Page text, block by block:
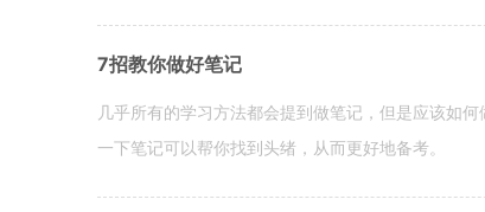
7招教你做好笔记
几乎所有的学习方法都会提到做笔记，但是应该如
一下笔记可以帮你找到头绪，从而更好地备考。